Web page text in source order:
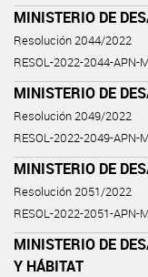
MINISTERIO DE
Resolución 2044/2022
RESOL-2022-2044-APN-
MINISTERIO DE
Resolución 2049/2022
RESOL-2022-2049-APN-
MINISTERIO DE
Resolución 2051/2022
RESOL-2022-2051-APN-
MINISTERIO DE
Y HÁBITAT